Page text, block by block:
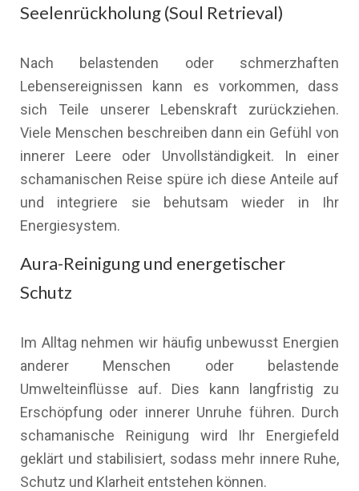
Seelenrückholung (Soul Retrieval)
Nach belastenden oder schmerzhaften
Lebensereignissen kann es vorkommen, dass
sich Teile unserer Lebenskraft zurückziehen.
Viele Menschen beschreiben dann ein Gefühl von
innerer Leere oder Unvollständigkeit. In einer
schamanischen Reise spüre ich diese Anteile auf
und integriere sie behutsam wieder in Ihr
Energiesystem.
Aura-Reinigung und energetischer
Schutz
Im Alltag nehmen wir häufig unbewusst Energien
anderer Menschen oder belastende
Umwelteinflüsse auf. Dies kann langfristig zu
Erschöpfung oder innerer Unruhe führen. Durch
schamanische Reinigung wird Ihr Energiefeld
geklärt und stabilisiert, sodass mehr innere Ruhe,
Schutz und Klarheit entstehen können.